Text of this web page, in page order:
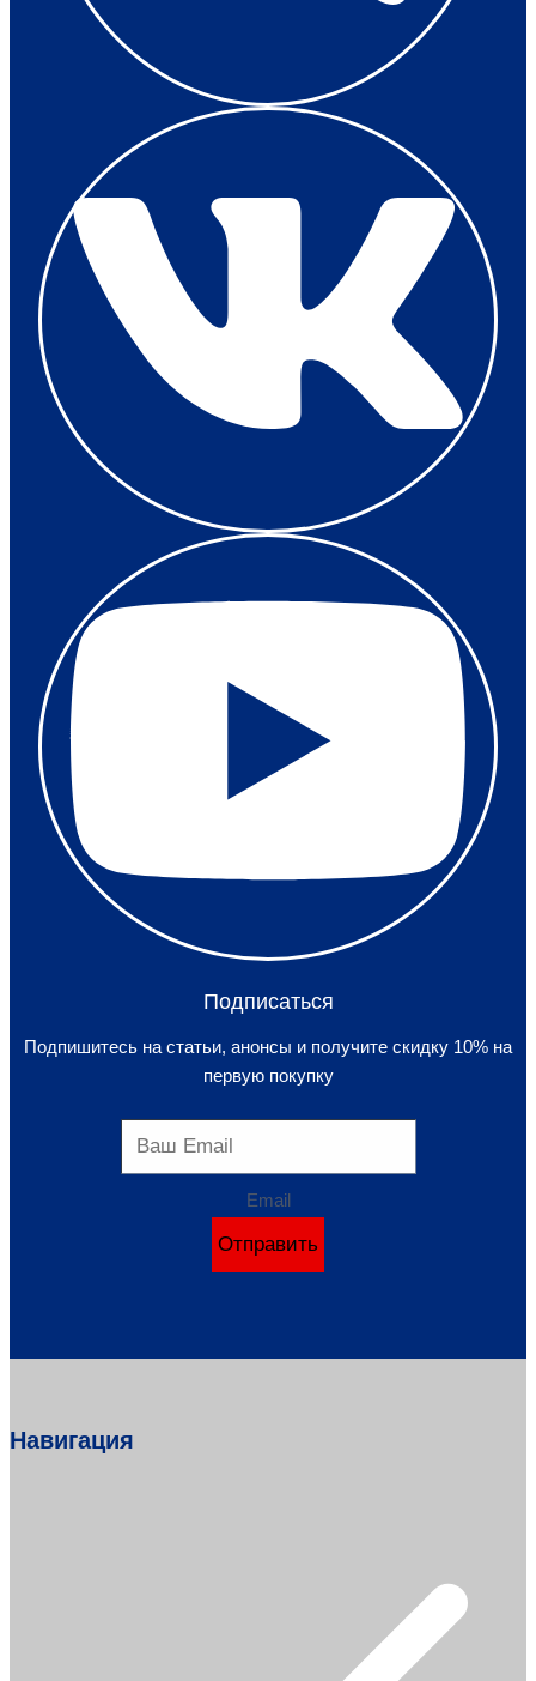
Подписаться
Подпишитесь на статьи, анонсы и получите скидку 10% на
первую покупку
Email
Отправить
Навигация